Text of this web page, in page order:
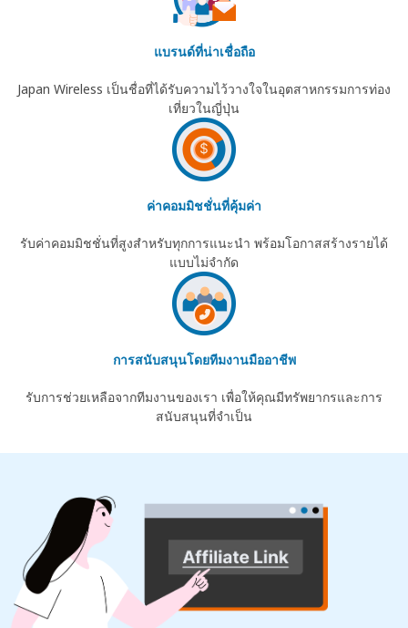
แบรนด์ที่น่าเชื่อถือ
Japan Wireless เป็นชื่อที่ได้รับความไว้วางใจในอุตสาหกรรมการท่อง
เที่ยวในญี่ปุ่น
ค่าคอมมิชชั่นที่คุ้มค่า
รับค่าคอมมิชชั่นที่สูงสำหรับทุกการแนะนำ พร้อมโอกาสสร้างรายได้
แบบไม่จำกัด
การสนับสนุนโดยทีมงานมืออาชีพ
รับการช่วยเหลือจากทีมงานของเรา เพื่อให้คุณมีทรัพยากรและการ
สนับสนุนที่จำเป็น